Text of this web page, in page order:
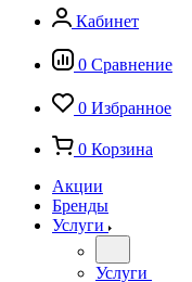
Кабинет
0 Сравнение
0 Избранное
0 Корзина
Акции
Бренды
Услуги
Услуги